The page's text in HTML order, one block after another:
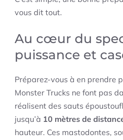
vous dit tout.
Au cœur du
puissance et
Préparez-vous à en prendre
Monster Trucks ne font pas
réalisent des sauts
jusqu’à 10 mètres de
hauteur. Ces mastodontes,